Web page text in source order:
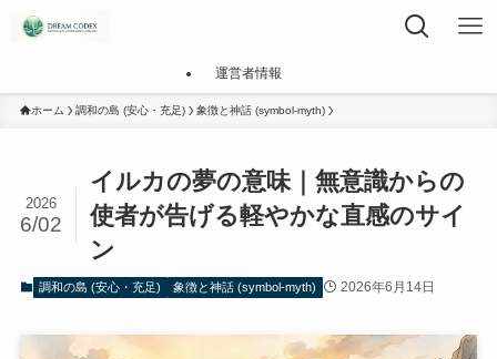
運営者情報
ホーム 調和の島 (安心・充足) 象徴と神話 (symbol-myth)
イルカの夢の意味｜無意識からの
使者が告げる軽やかな直感のサイ
ン
2026
6/02
調和の島 (安心・充足) 象徴と神話 (symbol-myth) 2026年6月14日